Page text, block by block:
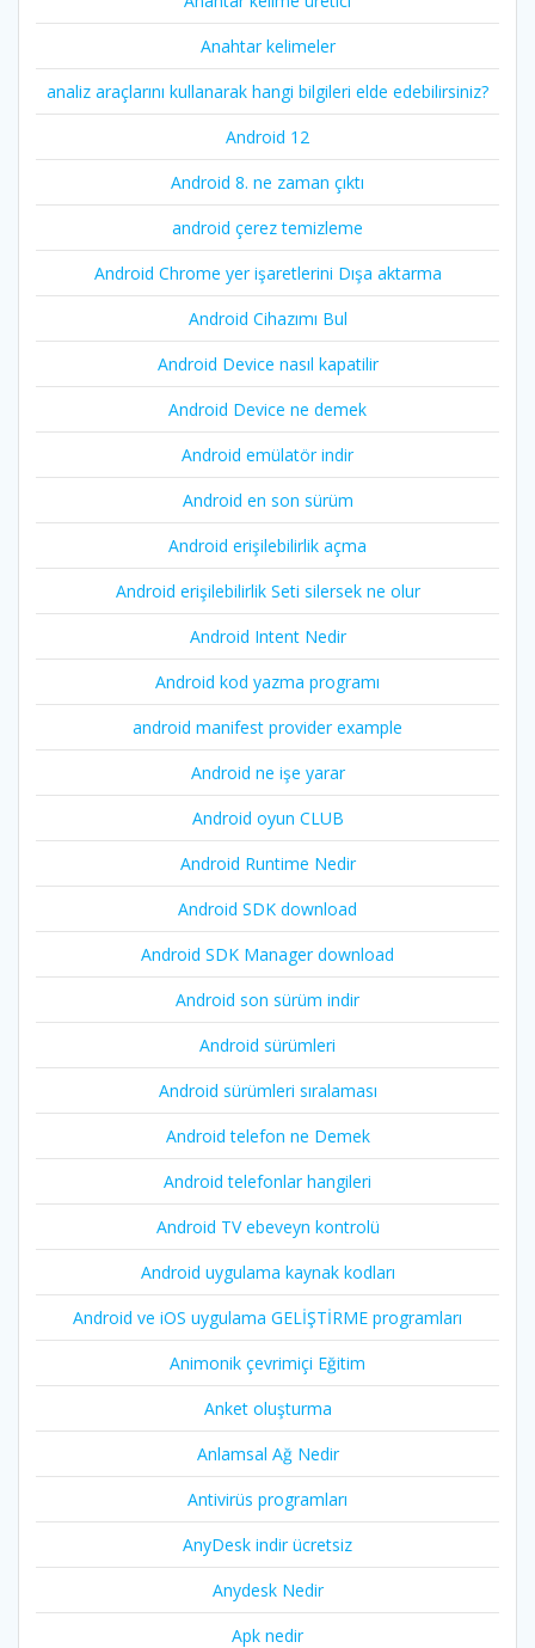
Anahtar kelimeler
analiz araçlarını kullanarak hangi bilgileri elde edebilirsiniz?
Android 12
Android 8. ne zaman çıktı
android çerez temizleme
Android Chrome yer işaretlerini Dışa aktarma
Android Cihazımı Bul
Android Device nasıl kapatilir
Android Device ne demek
Android emülatör indir
Android en son sürüm
Android erişilebilirlik açma
Android erişilebilirlik Seti silersek ne olur
Android Intent Nedir
Android kod yazma programı
android manifest provider example
Android ne işe yarar
Android oyun CLUB
Android Runtime Nedir
Android SDK download
Android SDK Manager download
Android son sürüm indir
Android sürümleri
Android sürümleri sıralaması
Android telefon ne Demek
Android telefonlar hangileri
Android TV ebeveyn kontrolü
Android uygulama kaynak kodları
Android ve iOS uygulama GELİŞTİRME programları
Animonik çevrimiçi Eğitim
Anket oluşturma
Anlamsal Ağ Nedir
Antivirüs programları
AnyDesk indir ücretsiz
Anydesk Nedir
Apk nedir